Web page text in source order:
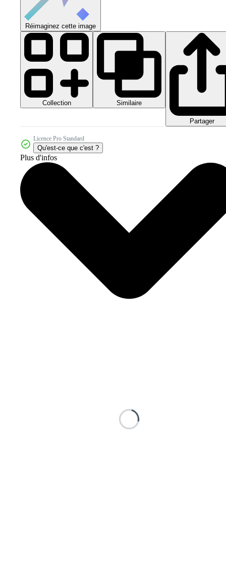
Réimaginez cette image
Collection Similaire
Partager
Licence Pro Standard
Qu'est-ce que c'est ?
Plus d'infos